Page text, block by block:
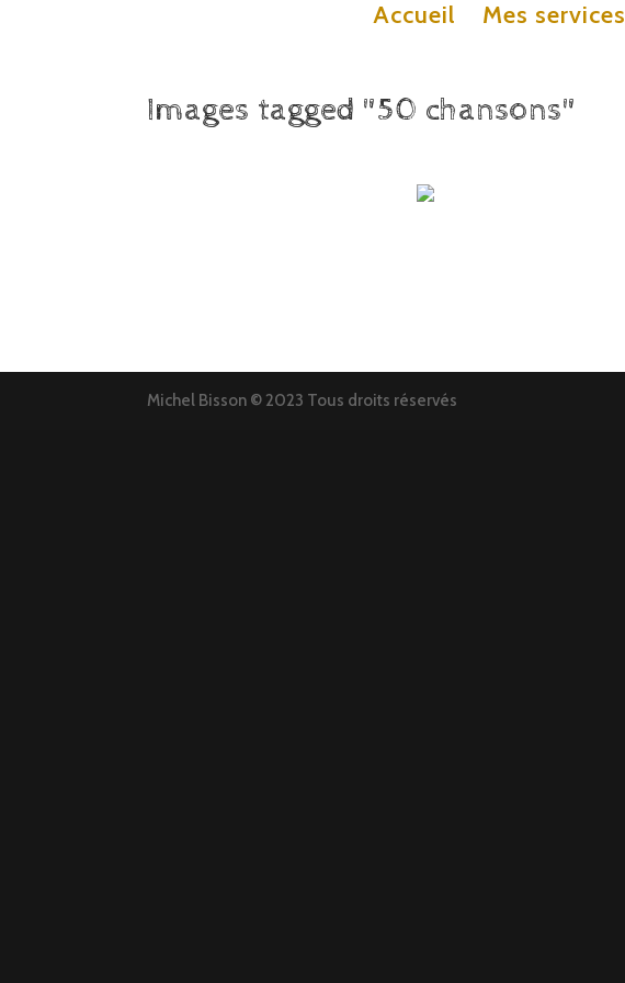
Accueil Mes services
Images tagged "50 chansons"
Michel Bisson © 2023 Tous droits réservés